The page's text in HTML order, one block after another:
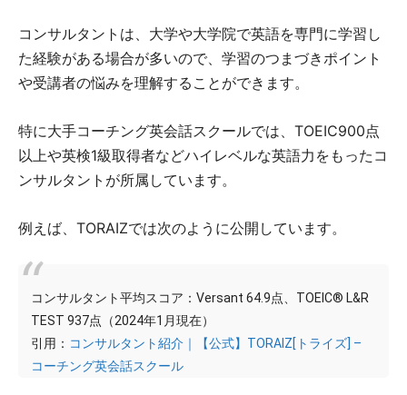
コンサルタントは、大学や大学院で英語を専門に学習し
た経験がある場合が多いので、学習のつまづきポイント
や受講者の悩みを理解することができます。
特に大手コーチング英会話スクールでは、TOEIC900点
以上や英検1級取得者などハイレベルな英語力をもったコ
ンサルタントが所属しています。
例えば、TORAIZでは次のように公開しています。
コンサルタント平均スコア：Versant 64.9点、TOEIC® L&R
TEST 937点（2024年1月現在）
引用： コンサルタント紹介｜【公式】TORAIZ[トライズ] –
コーチング英会話スクール